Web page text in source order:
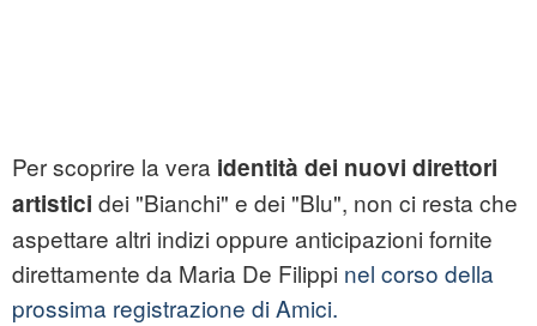
Per scoprire la vera identità dei nuovi direttori
artistici dei "Bianchi" e dei "Blu", non ci resta che
aspettare altri indizi oppure anticipazioni fornite
direttamente da Maria De Filippi nel corso della
prossima registrazione di Amici.